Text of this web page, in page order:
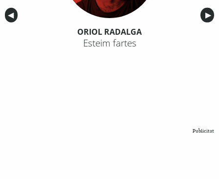
Anterior
◀︎ ▶︎
ORIOL RADALGA
Esteim fartes
Publicitat